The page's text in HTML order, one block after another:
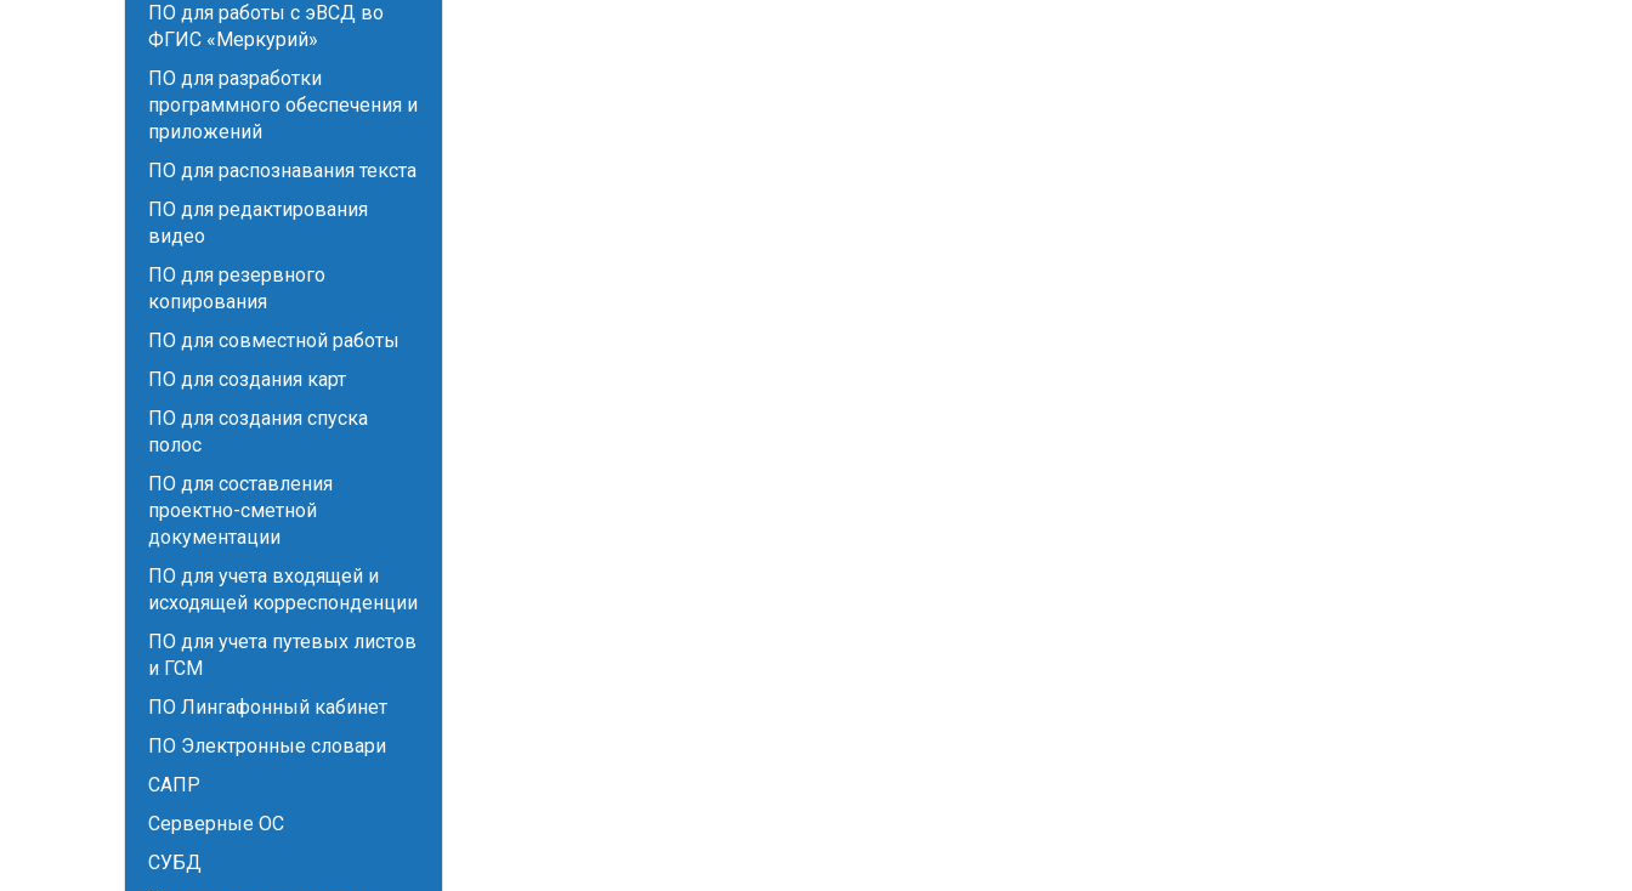
ПО для работы с эВСД во
ФГИС «Меркурий»
ПО для разработки
программного обеспечения и
приложений
ПО для распознавания текста
ПО для редактирования
видео
ПО для резервного
копирования
ПО для совместной работы
ПО для создания карт
ПО для создания спуска
полос
ПО для составления
проектно-сметной
документации
ПО для учета входящей и
исходящей корреспонденции
ПО для учета путевых листов
и ГСМ
ПО Лингафонный кабинет
ПО Электронные словари
САПР
Серверные ОС
СУБД